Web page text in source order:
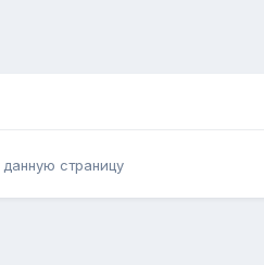
страницу